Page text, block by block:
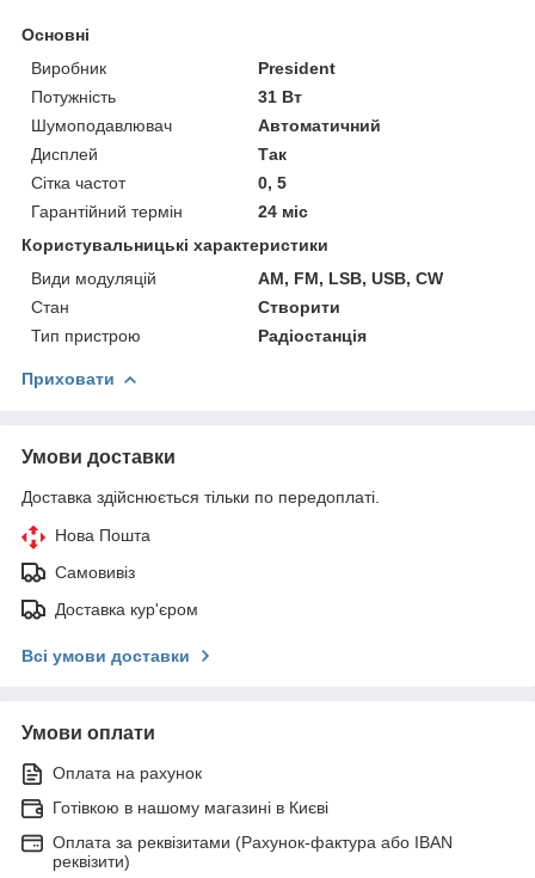
Основні
Виробник
President
Потужність
31 Вт
Шумоподавлювач
Автоматичний
Дисплей
Так
Сітка частот
0, 5
Гарантійний термін
24 міс
Користувальницькі характеристики
Види модуляцій
AM, FM, LSB, USB, CW
Стан
Створити
Тип пристрою
Радіостанція
Приховати
Умови доставки
Доставка здійснюється тільки по передоплаті.
Нова Пошта
Самовивіз
Доставка кур'єром
Всі умови доставки
Умови оплати
Оплата на рахунок
Готівкою в нашому магазині в Києві
Оплата за реквізитами (Рахунок-фактура або IBAN
реквізити)